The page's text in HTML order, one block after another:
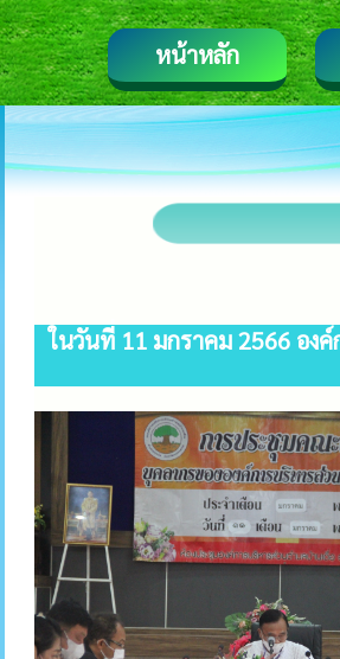
หน้าหลัก
ในวันที่ 11 มกราคม 2566 อง